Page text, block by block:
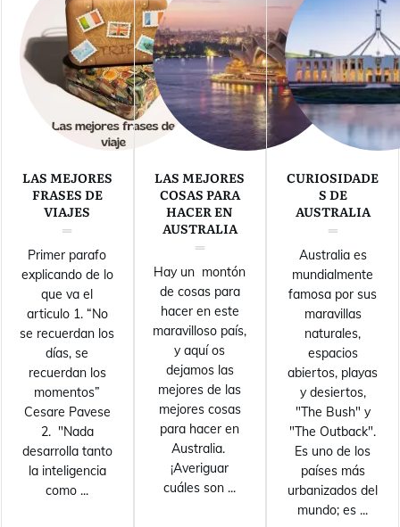
LAS MEJORES
FRASES DE
VIAJES
Primer parafo
explicando de lo
que va el
articulo 1. “No
se recuerdan los
días, se
recuerdan los
momentos”
Cesare Pavese
2. "Nada
desarrolla tanto
la inteligencia
como ...
LAS MEJORES
COSAS PARA
HACER EN
AUSTRALIA
Hay un montón
de cosas para
hacer en este
maravilloso país,
y aquí os
dejamos las
mejores de las
mejores cosas
para hacer en
Australia.
¡Averiguar
cuáles son ...
CURIOSIDADE
S DE
AUSTRALIA
Australia es
mundialmente
famosa por sus
maravillas
naturales,
espacios
abiertos, playas
y desiertos,
"The Bush" y
"The Outback".
Es uno de los
países más
urbanizados del
mundo; es ...